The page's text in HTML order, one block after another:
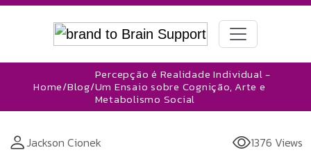
Home/Blog/
Percepção é Realidade Individual -
Um Ensaio sobre Cognição, Arte e
Metabolismo Social
Jackson Cionek 1376 Views